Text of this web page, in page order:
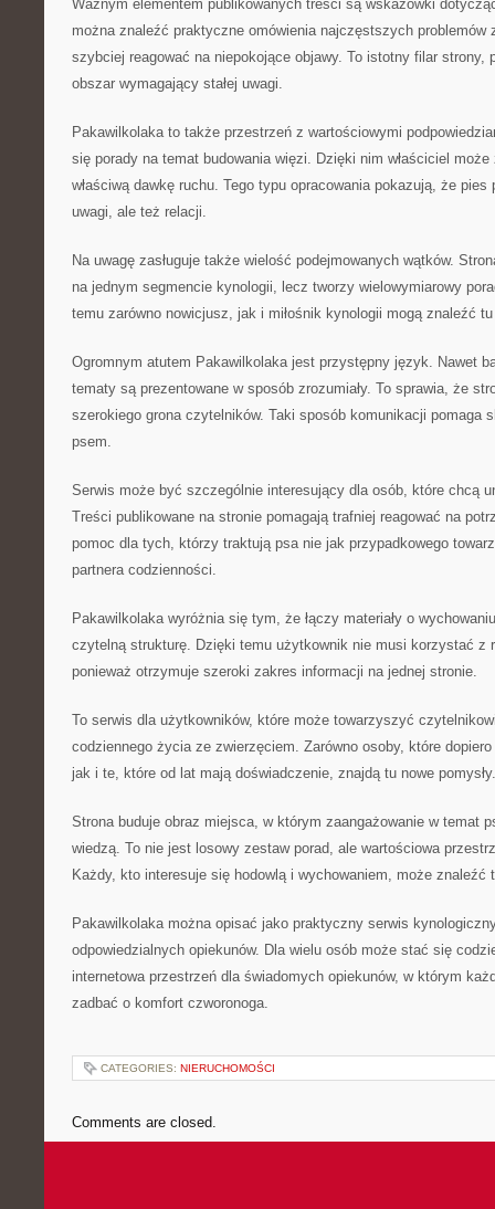
Ważnym elementem publikowanych treści są wskazówki
można znaleźć praktyczne omówienia najczęstszych problemów
szybciej reagować na niepokojące objawy. To istotny filar strony,
obszar wymagający stałej uwagi.
Pakawilkolaka to także przestrzeń z wartościowymi
się porady na temat budowania więzi. Dzięki nim właściciel
właściwą dawkę ruchu. Tego typu opracowania pokazują, że
uwagi, ale też relacji.
Na uwagę zasługuje także wielość podejmowanych wątków.
na jednym segmencie kynologii, lecz tworzy wielowymiarowy
temu zarówno nowicjusz, jak i miłośnik kynologii mogą znaleźć
Ogromnym atutem Pakawilkolaka jest przystępny język. Nawet
tematy są prezentowane w sposób zrozumiały. To sprawia, że
szerokiego grona czytelników. Taki sposób komunikacji pomaga
psem.
Serwis może być szczególnie interesujący dla osób, które chcą
Treści publikowane na stronie pomagają trafniej reagować na
pomoc dla tych, którzy traktują psa nie jak przypadkowego
partnera codzienności.
Pakawilkolaka wyróżnia się tym, że łączy materiały o
czytelną strukturę. Dzięki temu użytkownik nie musi korzystać z
ponieważ otrzymuje szeroki zakres informacji na jednej stronie.
To serwis dla użytkowników, które może towarzyszyć
codziennego życia ze zwierzęciem. Zarówno osoby, które
jak i te, które od lat mają doświadczenie, znajdą tu nowe pomysły.
Strona buduje obraz miejsca, w którym zaangażowanie w temat
wiedzą. To nie jest losowy zestaw porad, ale wartościowa
Każdy, kto interesuje się hodowlą i wychowaniem, może znaleźć
Pakawilkolaka można opisać jako praktyczny serwis
odpowiedzialnych opiekunów. Dla wielu osób może stać się
internetowa przestrzeń dla świadomych opiekunów, w którym
zadbać o komfort czworonoga.
CATEGORIES: NIERUCHOMOŚCI
Comments are closed.